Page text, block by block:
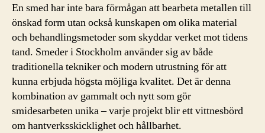
En smed har inte bara förmågan att bearbeta metallen till
önskad form utan också kunskapen om olika material
och behandlingsmetoder som skyddar verket mot tidens
tand. Smeder i Stockholm använder sig av både
traditionella tekniker och modern utrustning för att
kunna erbjuda högsta möjliga kvalitet. Det är denna
kombination av gammalt och nytt som gör
smidesarbeten unika – varje projekt blir ett vittnesbörd
om hantverksskicklighet och hållbarhet.